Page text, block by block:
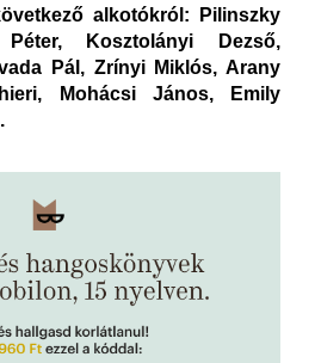
alkotókról: Pilinszky
Kosztolányi Dezső,
Pál, Zrínyi Miklós, Arany
Mohácsi János, Emily